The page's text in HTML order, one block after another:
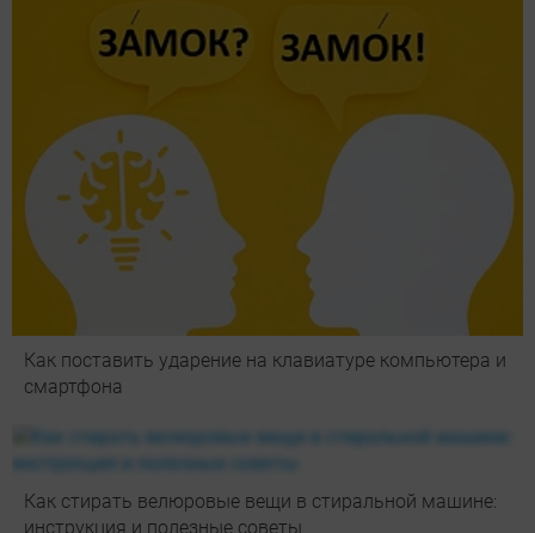
Как поставить ударение на клавиатуре компьютера и
смартфона
Как стирать велюровые вещи в стиральной машине:
инструкция и полезные советы